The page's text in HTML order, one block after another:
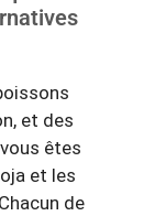
et des
êtes
et les
de